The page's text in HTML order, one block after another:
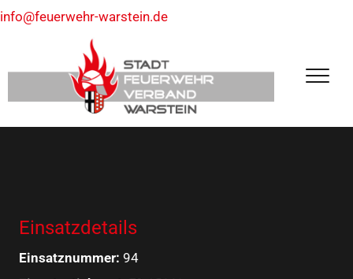
info@feuerwehr-warstein.de
Einsatzdetails
Einsatznummer: 94